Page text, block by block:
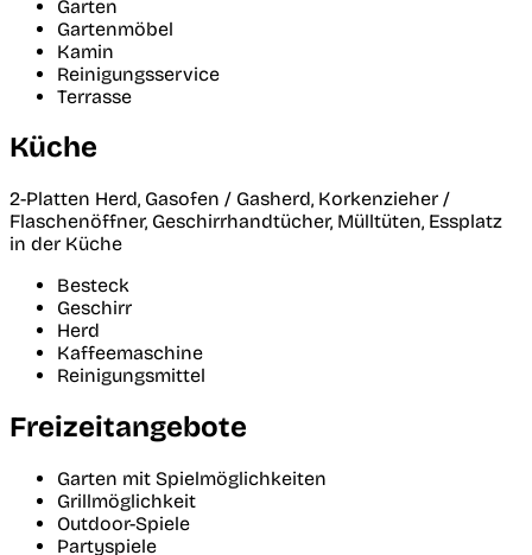
Garten
Gartenmöbel
Kamin
Reinigungsservice
Terrasse
Küche
2-Platten Herd, Gasofen / Gasherd, Korkenzieher /
Flaschenöffner, Geschirrhandtücher, Mülltüten, Essplatz
in der Küche
Besteck
Geschirr
Herd
Kaffeemaschine
Reinigungsmittel
Freizeitangebote
Garten mit Spielmöglichkeiten
Grillmöglichkeit
Outdoor-Spiele
Partyspiele